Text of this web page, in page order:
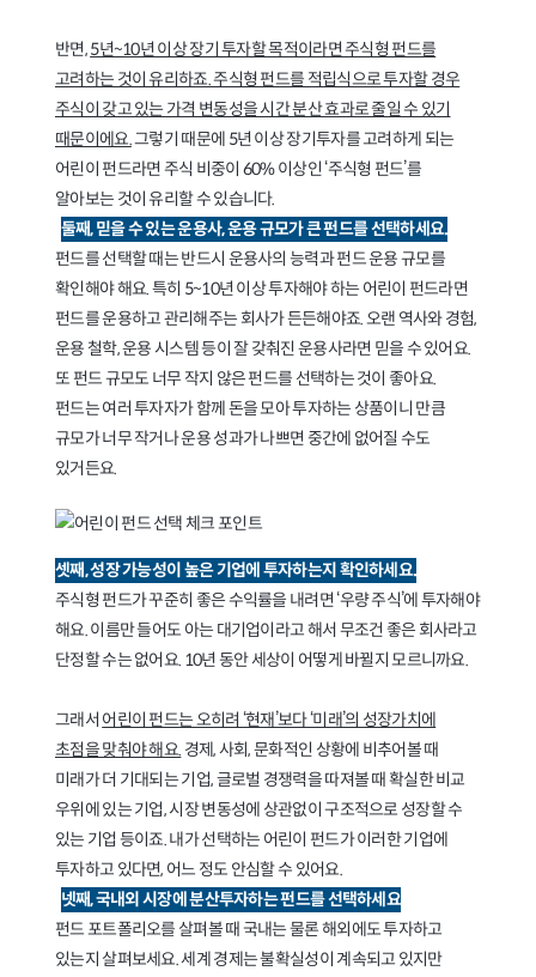
반면,5년~10년 이상 장기 투자할 목적이라면 주식형 펀드를
고려하는 것이 유리하죠. 주식형 펀드를 적립식으로 투자할 경우
주식이 갖고 있는 가격 변동성을 시간 분산 효과로 줄일 수 있기
때문이에요.그렇기 때문에 5년 이상 장기투자를 고려하게 되는
어린이 펀드라면 주식 비중이 60% 이상인 ‘주식형 펀드’를
알아보는 것이 유리할 수 있습니다.
둘째, 믿을 수 있는 운용사, 운용 규모가 큰 펀드를 선택하세요.
펀드를 선택할 때는 반드시 운용사의 능력과 펀드 운용 규모를
확인해야 해요. 특히 5~10년 이상 투자해야 하는 어린이 펀드라면
펀드를 운용하고 관리해주는 회사가 든든해야죠. 오랜 역사와 경험,
운용 철학, 운용 시스템 등이 잘 갖춰진 운용사라면 믿을 수 있어요.
또 펀드 규모도 너무 작지 않은 펀드를 선택하는 것이 좋아요.
펀드는 여러 투자자가 함께 돈을 모아 투자하는 상품이니 만큼
규모가 너무 작거나 운용 성과가 나쁘면 중간에 없어질 수도
있거든요.
셋째, 성장 가능성이 높은 기업에 투자하는지 확인하세요.
주식형 펀드가 꾸준히 좋은 수익률을 내려면 ‘우량 주식’에 투자해야
해요. 이름만 들어도 아는 대기업이라고 해서 무조건 좋은 회사라고
단정할 수는 없어요. 10년 동안 세상이 어떻게 바뀔지 모르니까요.
그래서 어린이 펀드는 오히려 ‘현재’보다 ‘미래’의 성장가치에
초점을 맞춰야 해요. 경제, 사회, 문화적인 상황에 비추어볼 때
미래가 더 기대되는 기업, 글로벌 경쟁력을 따져볼 때 확실한 비교
우위에 있는 기업, 시장 변동성에 상관없이 구조적으로 성장할 수
있는 기업 등이죠. 내가 선택하는 어린이 펀드가 이러한 기업에
투자하고 있다면, 어느 정도 안심할 수 있어요.
넷째, 국내외 시장에 분산투자하는 펀드를 선택하세요
펀드 포트폴리오를 살펴볼 때 국내는 물론 해외에도 투자하고
있는지 살펴보세요. 세계 경제는 불확실성이 계속되고 있지만